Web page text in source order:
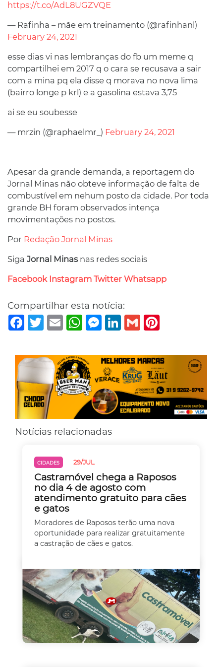
https://t.co/AdL8UGZVQE
— Rafinha – mãe em treinamento (@rafinhanl)
February 24, 2021
esse dias vi nas lembranças do fb um meme q
compartilhei em 2017 q o cara se recusava a sair
com a mina pq ela disse q morava no nova lima
(bairro longe p krl) e a gasolina estava 3,75
ai se eu soubesse
— mrzin (@raphaelmr_) February 24, 2021
Apesar da grande demanda, a reportagem do
Jornal Minas não obteve informação de falta de
combustível em nehum posto da cidade. Por toda
grande BH foram observados intença
movimentações no postos.
Por Redação Jornal Minas
Siga Jornal Minasnas redes sociais
Facebook Instagram Twitter Whatsapp
Compartilhar esta notícia:
Facebook
TwitterEmail WhatsAppMessenger
LinkedIn
Gmail
Notícias relacionadas
CIDADES 29/JUL
Castramóvel chega a Raposos
no dia 4 de agosto com
atendimento gratuito para cães
e gatos
Moradores de Raposos terão uma nova
oportunidade para realizar gratuitamente
a castração de cães e gatos.